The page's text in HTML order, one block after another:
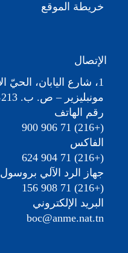
خريطة الموقع
الإتصال
مونبليزير – ص. ب. 213، تونس
رقم الهاتف
(+216) 71 906 900
الفاكس
(+216) 71 904 624
جهاز الرد الآلي بروسول
(+216) 71 908 156
البريد الإلكتروني
boc@anme.nat.tn